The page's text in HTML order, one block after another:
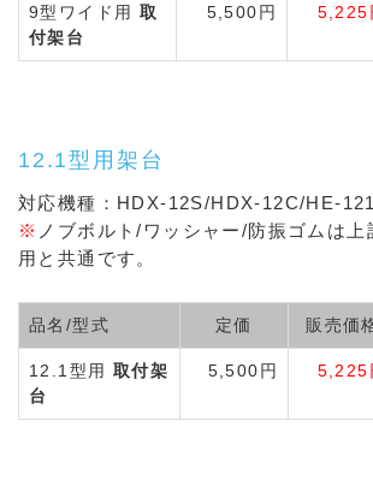
9型ワイド用 取
付架台
5,500円 5,225
12.1型用架台
対応機種：HDX-12S/HDX-12C/HE-
※ ノブボルト/ワッシャー/防振ゴムは
用と共通です。
品名/型式 定価 販売価
12.1型用 取付架
台
5,500円 5,225